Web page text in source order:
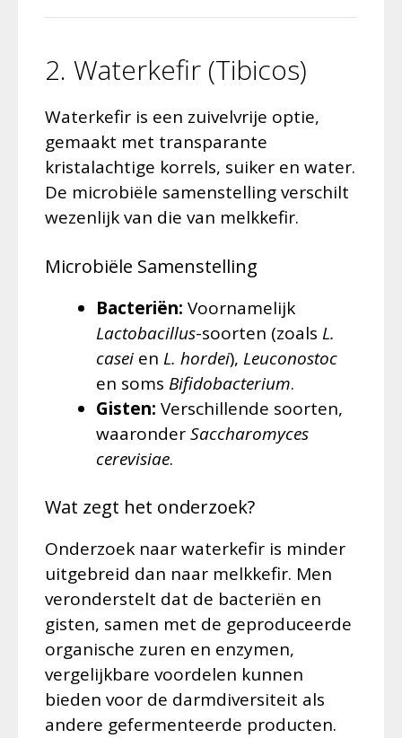
2. Waterkefir (Tibicos)
Waterkefir is een zuivelvrije optie,
gemaakt met transparante
kristalachtige korrels, suiker en water.
De microbiële samenstelling verschilt
wezenlijk van die van melkkefir.
Microbiële Samenstelling
Bacteriën: Voornamelijk
Lactobacillus-soorten (zoals L.
casei en L. hordei), Leuconostoc
en soms Bifidobacterium.
Gisten: Verschillende soorten,
waaronderSaccharomyces
cerevisiae.
Wat zegt het onderzoek?
Onderzoek naar waterkefir is minder
uitgebreid dan naar melkkefir. Men
veronderstelt dat de bacteriën en
gisten, samen met de geproduceerde
organische zuren en enzymen,
vergelijkbare voordelen kunnen
bieden voor de darmdiversiteit als
andere gefermenteerde producten.